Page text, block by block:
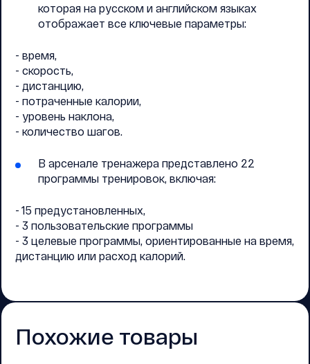
которая на русском и английском языках
отображает все ключевые параметры:
- время,
- скорость,
- дистанцию,
- потраченные калории,
- уровень наклона,
- количество шагов.
В арсенале тренажера представлено 22
программы тренировок, включая:
- 15 предустановленных,
- 3 пользовательские программы
- 3 целевые программы, ориентированные на время,
дистанцию или расход калорий.
Похожие товары